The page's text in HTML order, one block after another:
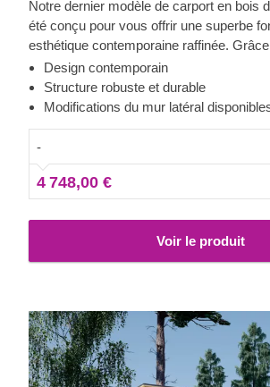
Notre dernier modèle de carport en bois
été conçu pour vous offrir une superbe
esthétique contemporaine raffinée.
moderne et élégante, son design sublime
contemporain, ce magnifique carport
un ajout précieux à votre espace
correspondant le mieux à vos besoins.
Design contemporain
Structure robuste et durable
Modifications du mur latéral
-
4 748,00 €
Voir le produit